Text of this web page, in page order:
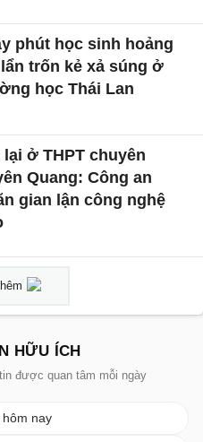
phút học sinh hoảng
trốn kẻ xả súng ở
học Thái Lan
lại ở THPT chuyên
Quang: Công an
gian lận công nghệ
HỮU ÍCH
được quan tâm mỗi ngày
nay